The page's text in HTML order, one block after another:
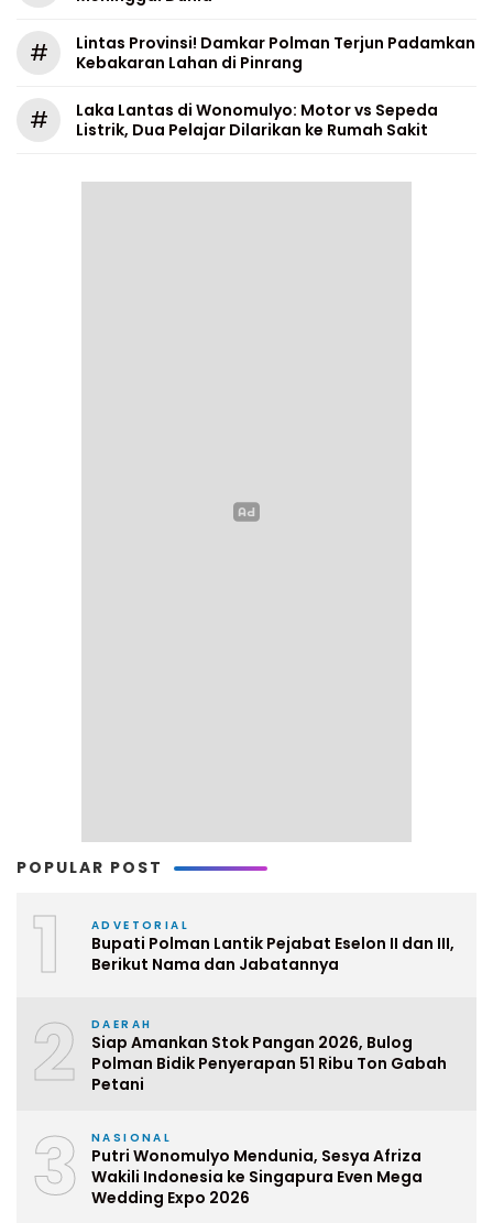
#
Lintas Provinsi! Damkar Polman Terjun Padamkan
Kebakaran Lahan di Pinrang
#
Laka Lantas di Wonomulyo: Motor vs Sepeda
Listrik, Dua Pelajar Dilarikan ke Rumah Sakit
POPULAR POST
1 ADVETORIAL
Bupati Polman Lantik Pejabat Eselon II dan III,
Berikut Nama dan Jabatannya
2 DAERAH
Siap Amankan Stok Pangan 2026, Bulog
Polman Bidik Penyerapan 51 Ribu Ton Gabah
Petani
3 NASIONAL
Putri Wonomulyo Mendunia, Sesya Afriza
Wakili Indonesia ke Singapura Even Mega
Wedding Expo 2026